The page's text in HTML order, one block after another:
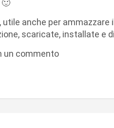
anche per ammazzare
scaricate, installate e
un commento